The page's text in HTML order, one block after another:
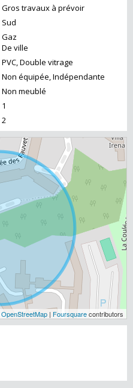
Gros travaux à prévoir
Sud
Gaz
De ville
PVC, Double vitrage
Non équipée, Indépendante
Non meublé
1
2
OpenStreetMap | Foursquarecontributors